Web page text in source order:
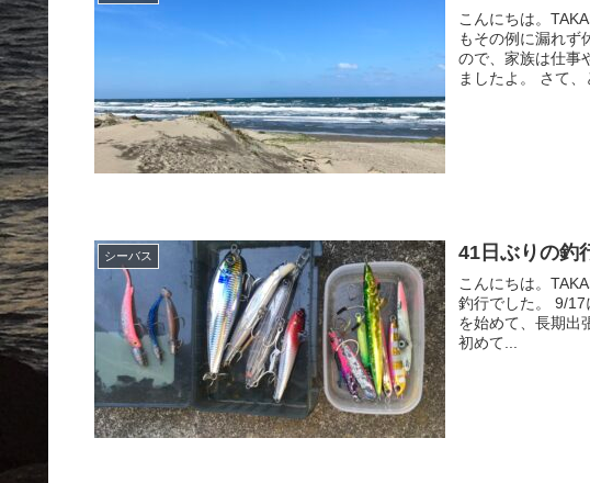
こんにちは。
もその例に漏れず
ので、家族は仕事
ましたよ。 さて、
シーバス 41日ぶりの釣
こんにちは。
釣行でした。 9/
を始めて、長期出
初めて...